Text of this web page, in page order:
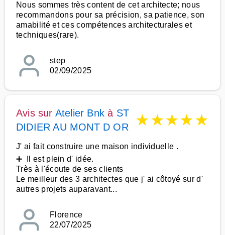
Nous sommes très content de cet architecte; nous
recommandons pour sa précision, sa patience, son
amabilité et ces compétences architecturales et
techniques(rare).
step
02/09/2025
Avis sur Atelier Bnk à ST
DIDIER AU MONT D OR
★★★★★
J' ai fait construire une maison individuelle .
➕ Il est plein d' idée.
Très à l'écoute de ses clients
Le meilleur des 3 architectes que j' ai côtoyé sur d'
autres projets auparavant...
Florence
22/07/2025